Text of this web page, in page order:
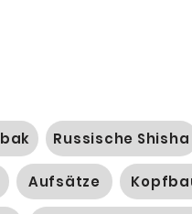
Russische Shisha
Aufsätze